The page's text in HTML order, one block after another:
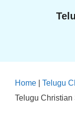
Home Telugu
Telugu Christian